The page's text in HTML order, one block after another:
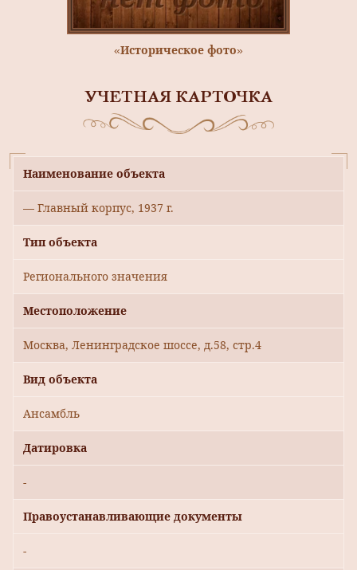
«Историческое фото»
УЧЕТНАЯ КАРТОЧКА
Наименование объекта
— Главный корпус, 1937 г.
Тип объекта
Регионального значения
Местоположение
Москва, Ленинградское шоссе, д.58, стр.4
Вид объекта
Ансамбль
Датировка
-
Правоустанавливающие документы
-